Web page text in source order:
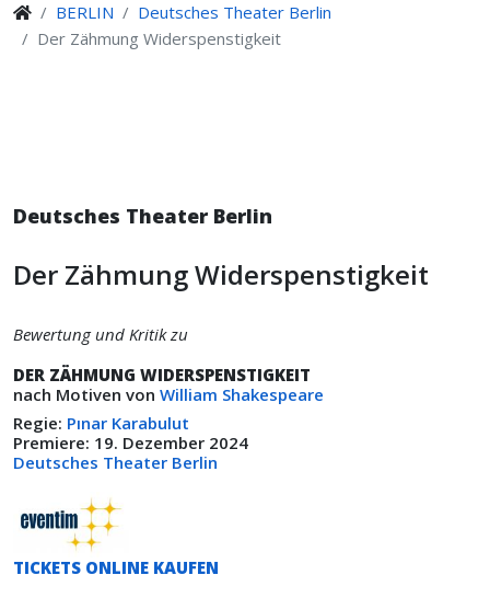
BERLIN
Deutsches Theater Berlin
Der Zähmung Widerspenstigkeit
Deutsches Theater Berlin
Der Zähmung Widerspenstigkeit
Bewertung und Kritik zu
DER ZÄHMUNG WIDERSPENSTIGKEIT
nach Motiven von William Shakespeare
Regie: Pınar Karabulut
Premiere: 19. Dezember 2024
Deutsches Theater Berlin
TICKETS ONLINE KAUFEN